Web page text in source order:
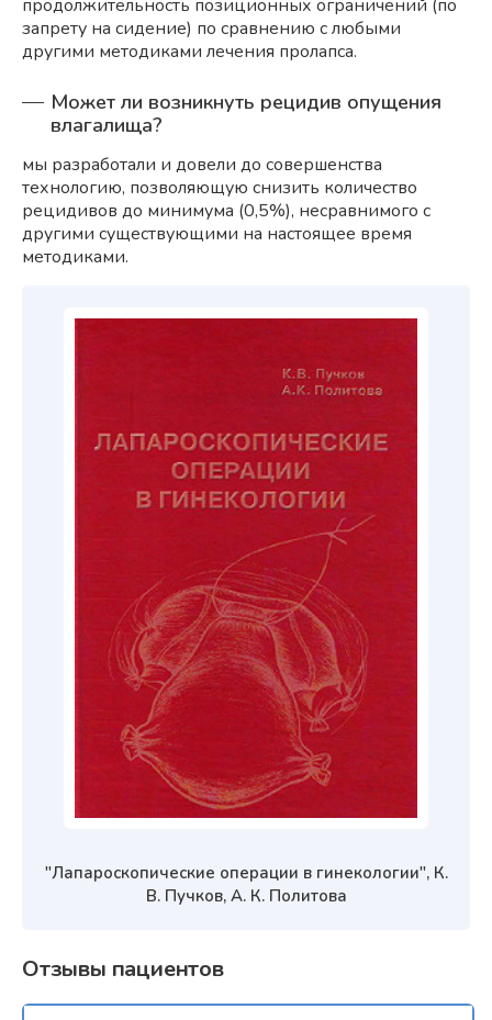
продолжительность позиционных ограничений (по
запрету на сидение) по сравнению с любыми
другими методиками лечения пролапса.
Может ли возникнуть рецидив опущения
влагалища?
мы разработали и довели до совершенства
технологию, позволяющую снизить количество
рецидивов до минимума (0,5%), несравнимого с
другими существующими на настоящее время
методиками.
"Лапароскопические операции в гинекологии", К.
В. Пучков, А. К. Политова
Отзывы пациентов